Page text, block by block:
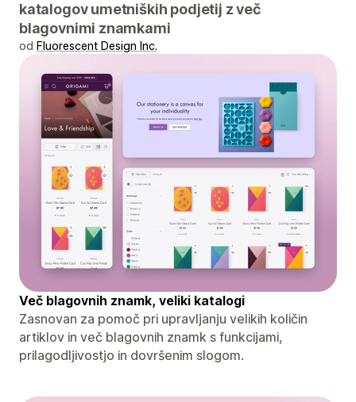
katalogov umetniških podjetij z več
blagovnimi znamkami
od Fluorescent Design Inc.
Več blagovnih znamk, veliki katalogi
Zasnovan za pomoč pri upravljanju velikih količin
artiklov in več blagovnih znamk s funkcijami,
prilagodljivostjo in dovršenim slogom.